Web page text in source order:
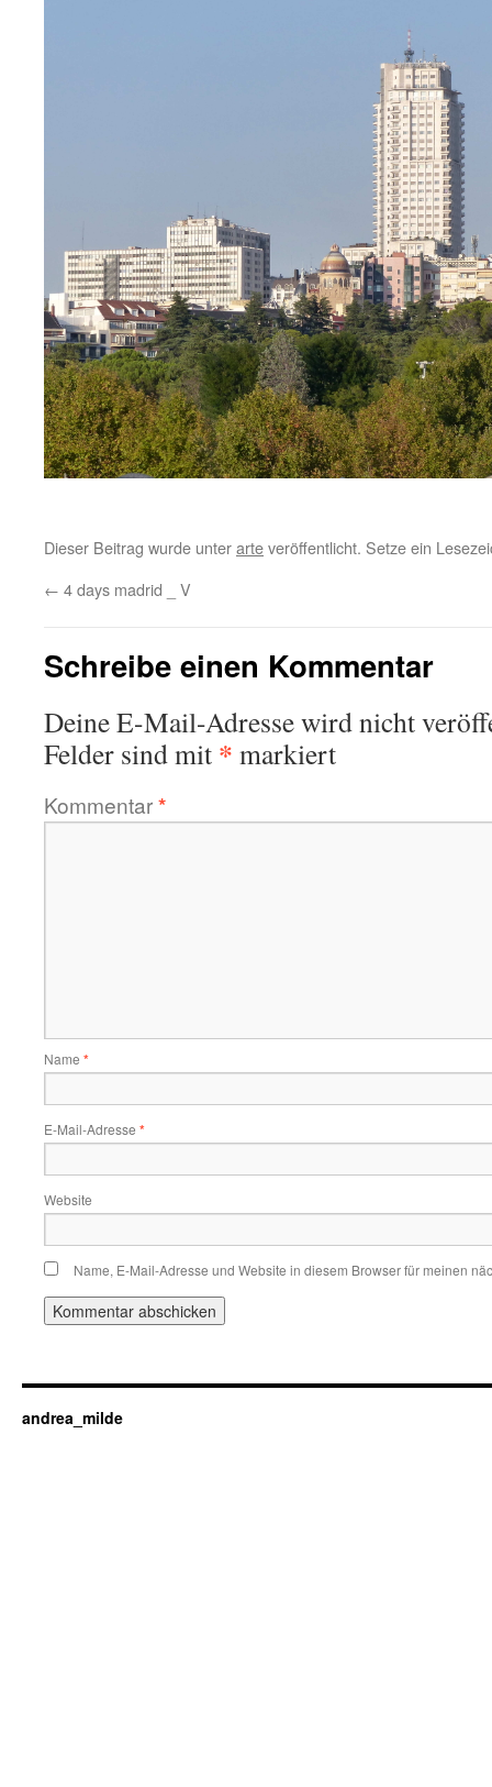
Dieser Beitrag wurde unterarteveröffentlicht. Setze ein
← 4 days madrid _ V
Schreibe einen Kommentar
Deine E-Mail-Adresse wird nicht
Felder sind mit * markiert
Kommentar*
Name *
E-Mail-Adresse *
Website
Name, E-Mail-Adresse und Website in diesem Browser für meinen
andrea_milde